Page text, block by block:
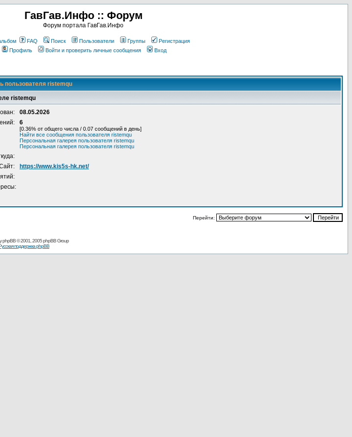
ГавГав.Инфо :: Форум
Форум портала ГавГав.Инфо
FAQ Поиск Пользователи Группы
Регистрация
Профиль
Войти и проверить личные сообщения Вход
пользователя ristemqu
ristemqu
08.05.2026
6
[0.36% от общего числа / 0.07 сообщений в день]
Найти все сообщения пользователя ristemqu
Персональная галерея пользователя ristemqu
Персональная галерея пользователя ristemqu
https://www.kis5s-hk.net/
Перейти:
phpBB© 2001, 2005 phpBB Group
поддержка phpBB